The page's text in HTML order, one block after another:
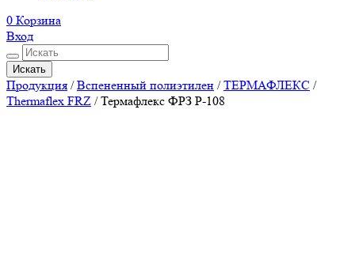
0 Корзина
Вход
Искать
Продукция /Вспененный полиэтилен /ТЕРМАФЛЕКС /
Thermaflex FRZ /Термафлекс ФРЗ P-108